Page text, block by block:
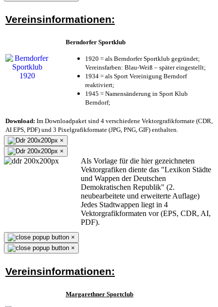
Vereinsinformationen:
Berndorfer Sportklub
1920 = als Berndorfer Sportklub gegründet;
Vereinsfarben: Blau-Weiß – später eingestellt;
1934 = als Sport Vereinigung Berndorf
reaktiviert;
1945 = Namensänderung in Sport Klub
Berndorf;
Download: Im Downloadpaket sind 4 verschiedene Vektorgrafikformate (CDR,
AI EPS, PDF) und 3 Pixelgrafikformate (JPG, PNG, GIF) enthalten.
×
×
Als Vorlage für die hier gezeichneten
Vektorgrafiken diente das "Lexikon Städte
und Wappen der Deutschen
Demokratischen Republik" (2.
neubearbeitete und erweiterte Auflage)
Jedes Stadtwappen liegt in 4
Vektorgrafikformaten vor (EPS, CDR, AI,
PDF).
×
×
Vereinsinformationen:
Margarethner Sportclub